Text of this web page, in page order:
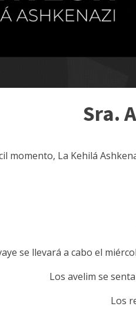
Sra.
momento, La Kehilá
se llevará a cabo el
Los avelim se
Los